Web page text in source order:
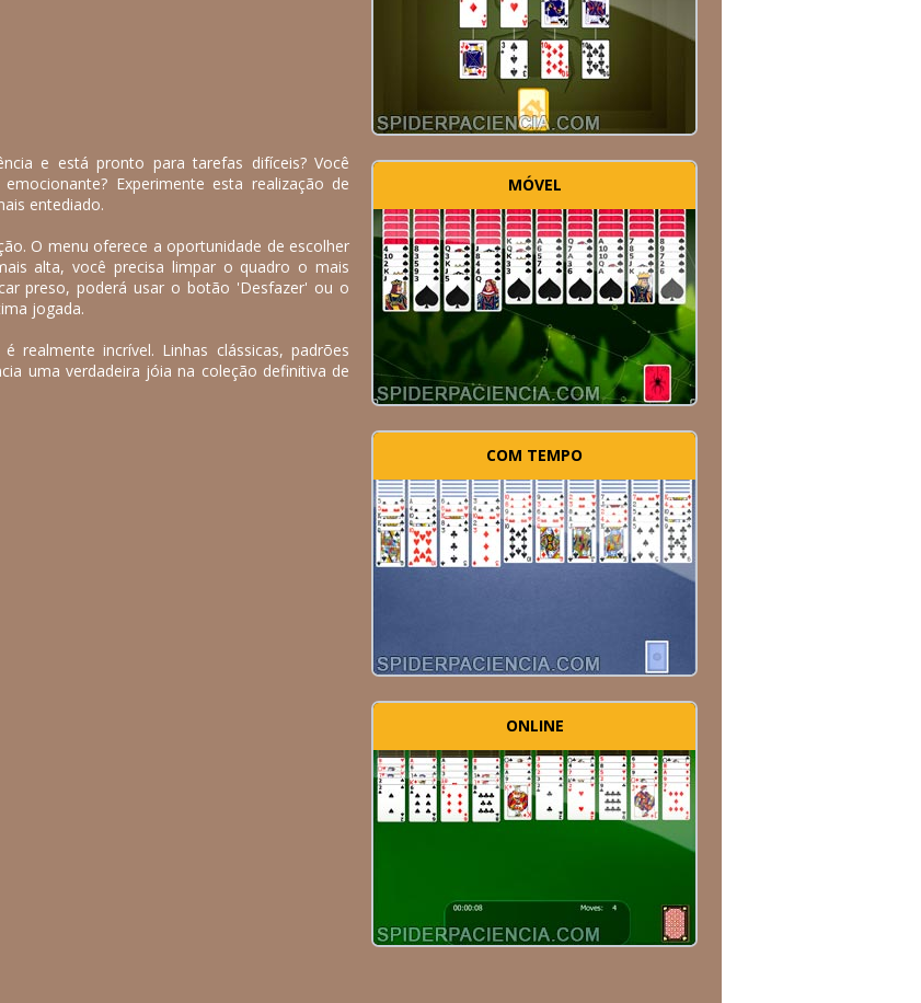
e está pronto para tarefas difíceis? Você
Experimente esta realização de
entediado.
O menu oferece a oportunidade de escolher
alta, você precisa limpar o quadro o mais
preso, poderá usar o botão 'Desfazer' ou o
jogada.
é realmente incrível. Linhas clássicas, padrões
uma verdadeira jóia na coleção definitiva de
MÓVEL
COM TEMPO
ONLINE